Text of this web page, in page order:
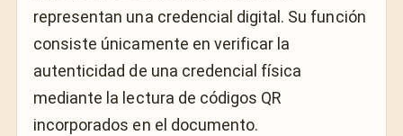
representan una credencial digital. Su función
consiste únicamente en verificar la
autenticidad de una credencial física
mediante la lectura de códigos QR
incorporados en el documento.